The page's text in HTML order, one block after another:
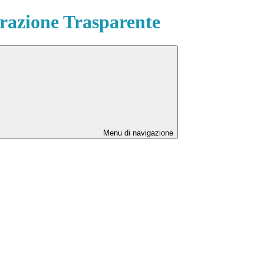
Trasparente
Menu di navigazione